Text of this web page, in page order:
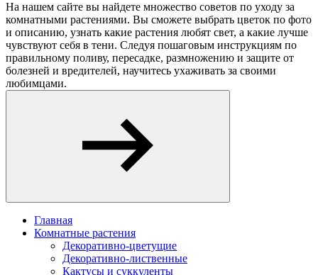
На нашем сайте вы найдете множество советов по уходу за
комнатными растениями. Вы сможете выбрать цветок по фото
и описанию, узнать какие растения любят свет, а какие лучше
чувствуют себя в тени. Следуя пошаговым инструкциям по
правильному поливу, пересадке, размножению и защите от
болезней и вредителей, научитесь ухаживать за своими
любимцами.
Главная
Комнатные растения
Декоративно-цветущие
Декоративно-лиственные
Кактусы и суккуленты